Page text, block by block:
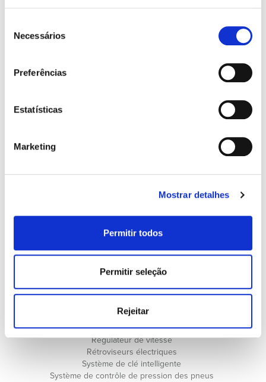
Necessários
Preferências
Estatísticas
Marketing
Mostrar detalhes
Permitir todos
Permitir seleção
Rejeitar
Capteurs de stationnement
ESP Contrôle électronique de stabilité
Fonctions Coming & Leaving Home
Jantes en alliage léger
Livre de révisions
Ordinateur de bord
Port USB
Radio
Reconnaissance des panneaux de signalisation
Régulateur de vitesse
Rétroviseurs électriques
Système de clé intelligente
Système de contrôle de pression des pneus